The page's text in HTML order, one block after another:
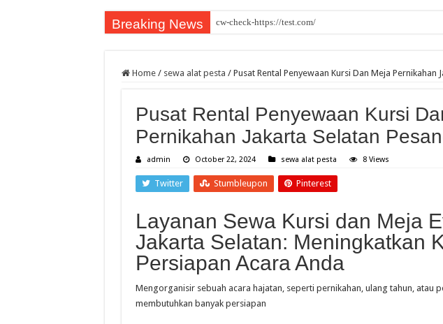
Breaking News cw-check-https://test.com/
Evoluzione storica del gioco d'azzardo dalla tradizione
Home / sewa alat pesta / Pusat Rental Penyewaan Kursi Dan Meja Pernikahan
Pusat Rental Penyewaan Kursi
Pernikahan Jakarta Selatan
admin October 22, 2024 sewa alat pesta 8 Views
Twitter Stumbleupon Pinterest
Layanan Sewa Kursi dan Meja
Jakarta Selatan: Meningkatkan
Persiapan Acara Anda
Mengorganisir sebuah acara hajatan, seperti pernikahan, ulang tahun, atau
membutuhkan banyak persiapan